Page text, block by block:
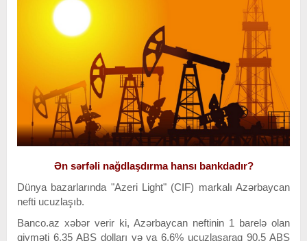
Ən sərfəli nağdlaşdırma hansı bankdadır?
Dünya bazarlarında "Azeri Light" (CIF) markalı Azərbaycan
nefti ucuzlaşıb.
Banco.az xəbər verir ki, Azərbaycan neftinin 1 barelə olan
qiyməti 6,35 ABŞ dolları və ya 6,6% ucuzlaşaraq 90,5 ABŞ